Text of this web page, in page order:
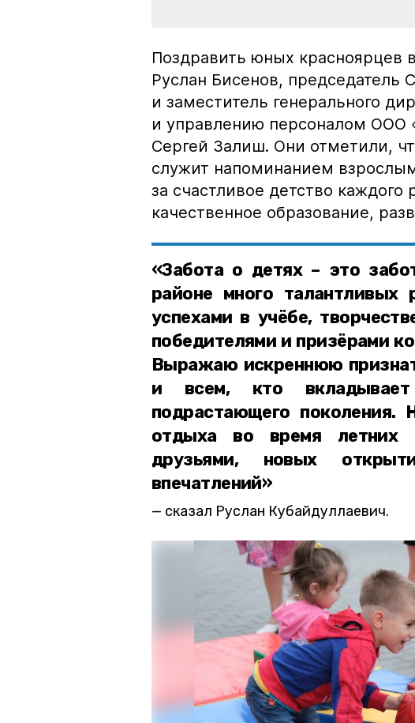
Поздравить юных красноярцев
Руслан Бисенов, председатель
и заместитель генерального
и управлению персоналом ООО
Сергей Залиш. Они отметили,
служит напоминанием
за счастливое детство каждого
качественное образование,
«Забота о детях – это
районе много
успехами в учёбе,
победителями и призёрами
Выражаю искреннюю
и всем, кто
подрастающего
отдыха во время летних
друзьями, новых
впечатлений»
сказал Руслан Кубайдуллаевич.